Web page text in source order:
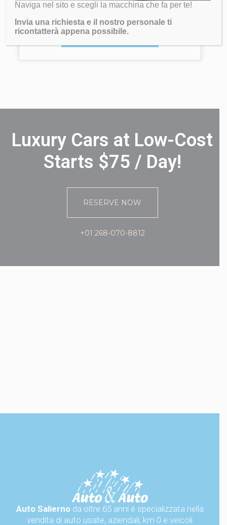
Carburante:Diesel
SCOPRI DI PIU'
Luxury Cars at Low-Cost
Starts $75 / Day!
RESERVE NOW
+01 268-070-8812
Auto Saliernoda oltre 65 anni è specializzata nella
vendita di auto usate, aziendali, km 0 e veicoli
Naviga nel sito e scegli la macchina che fa per te!
Invia una richiesta e il nostro personale ti
ricontatterà appena possibile.